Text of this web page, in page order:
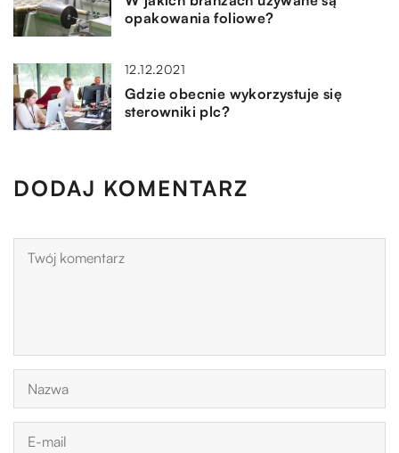
opakowania foliowe?
12.12.2021
Gdzie obecnie wykorzystuje się
sterowniki plc?
DODAJ KOMENTARZ